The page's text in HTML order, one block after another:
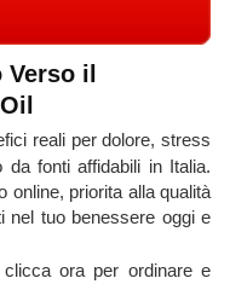
il
reali per dolore, stress
da fonti affidabili in Italia.
online, priorita alla qualità
nel tuo benessere oggi e
ora per ordinare e